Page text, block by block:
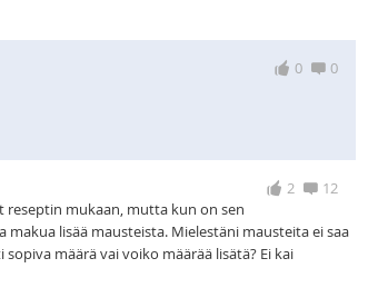
0 0
2 12
reseptin mukaan, mutta kun on sen
lisää mausteista. Mielestäni mausteita ei saa
määrä vai voiko määrää lisätä? Ei kai